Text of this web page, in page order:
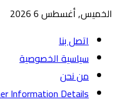
الخميس, أغسطس 6 2026
اتصل بنا
سياسية الخصوصية
من نحن
Information Details